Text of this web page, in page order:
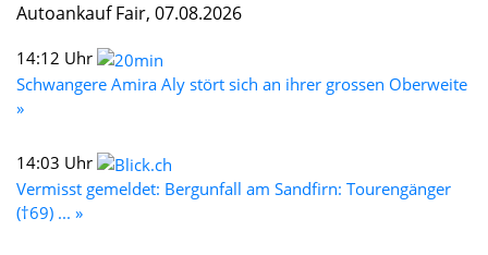
Autoankauf Fair, 07.08.2026
14:12 Uhr
Schwangere Amira Aly stört sich an ihrer grossen Oberweite
»
14:03 Uhr
Vermisst gemeldet: Bergunfall am Sandfirn: Tourengänger
(†69) ... »